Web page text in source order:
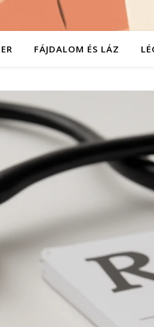
FÁJDALOM ÉS LÁZ